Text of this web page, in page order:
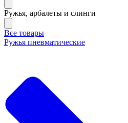
Ружья, арбалеты и слинги
Все товары
Ружья пневматические